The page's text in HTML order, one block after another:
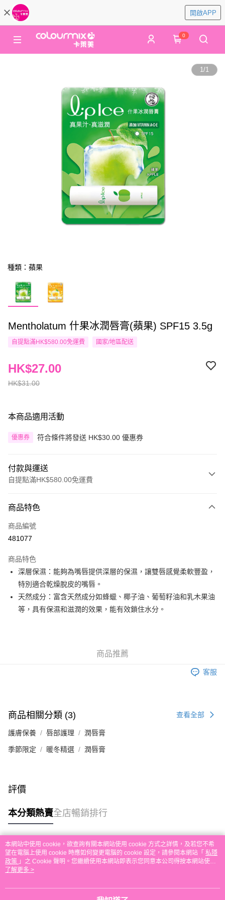
開啟APP
0
1/1
種類：蘋果
Mentholatum 什果冰潤唇膏(蘋果) SPF15 3.5g
自提點滿HK$580.00免運費 國家/地區配送
HK$31.00
HK$27.00
本商品適用活動
優惠券 符合條件將發送 HK$30.00 優惠券
付款與運送
自提點滿HK$580.00免運費
信用卡
Apple Pay
AlipayHK
PayMe
WeChat Pay
銀行匯款 請將存款存到以下銀行帳戶，並於存款單據寫上訂單編號後電郵至
eshop@colourmix-cosmetics.com** **我們不會處理沒有提供存款單據的訂
單。 如果訂購後七個工作天內我們未能收到有關存款，有關訂單將被取消。
付款後順豐站及營業點取貨
免運費
其他地區配送
商品特色
商品編號
481077
商品特色
深層保濕：能夠為嘴唇提供深層的保濕，讓雙唇感覺柔軟豐盈，
特別適合乾燥脫皮的嘴唇。
天然成分：富含天然成分如蜂蠟、椰子油、葡萄籽油和乳木果油
等，具有保濕和滋潤的效果，能有效鎖住水分。
商品推薦
客服
商品相關分類 (3) 查看全部
護膚保養 唇部護理 潤唇膏
季節限定 暖冬精選 潤唇膏
評價
本分類熱賣全店暢銷排行
熱門標籤
熱銷排行
本網站中使用 cookie，欲查詢有關本網站使用 cookie 方式之詳情，及若您不希
望在電腦上使用 cookie 時應如何變更電腦的 cookie 設定，請參閱本網站「 私隱
政策 」之 Cookie 聲明。您繼續使用本網站即表示您同意本公司得按本網站使用
條款之 Cookie 聲明使用 cookie。
了解更多 >